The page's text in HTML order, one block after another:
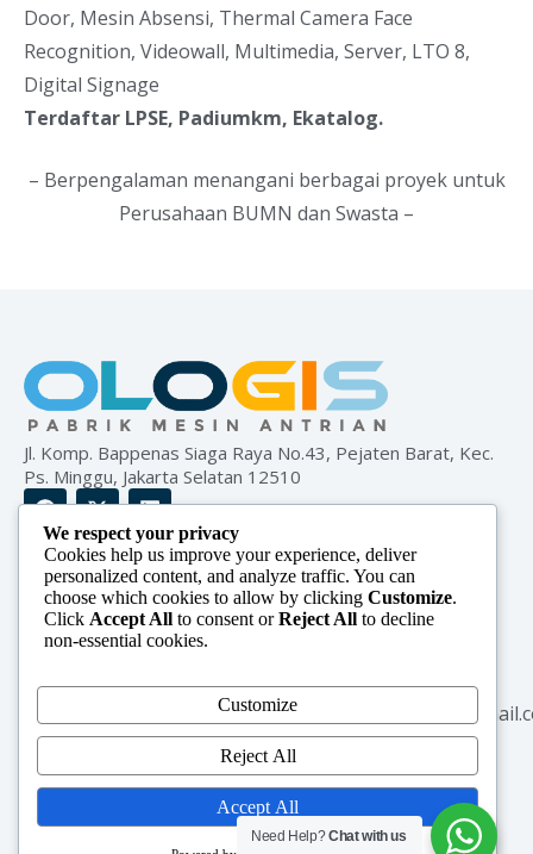
Door, Mesin Absensi, Thermal Camera Face
Recognition, Videowall, Multimedia, Server, LTO 8,
Digital Signage
Terdaftar LPSE, Padiumkm, Ekatalog.
– Berpengalaman menangani berbagai proyek untuk
Perusahaan BUMN dan Swasta –
Jl. Komp. Bappenas Siaga Raya No.43, Pejaten Barat, Kec.
Ps. Minggu, Jakarta Selatan 12510
Menu
Home
About Us
Blog
Contact
Product
Mesin Antrian -
KiosK
Mesin Survey
CCTV
Digital Signage
Contact
+62 852-
1048-6745
We respect your privacy
Cookies help us improve your experience, deliver
personalized content, and analyze traffic. You can
choose which cookies to allow by clicking Customize.
Click Accept All to consent orReject All to decline
non-essential cookies.
Customize
Reject All
Accept All
Need Help?Chat with us